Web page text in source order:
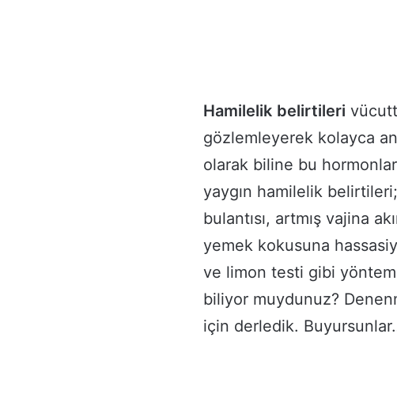
Hamilelik belirtileri
gözlemleyerek kolayca
olarak biline bu
yaygın hamilelik
bulantısı, artmış vajina
yemek kokusuna
ve limon testi gibi
biliyor muydunuz?
için derledik.